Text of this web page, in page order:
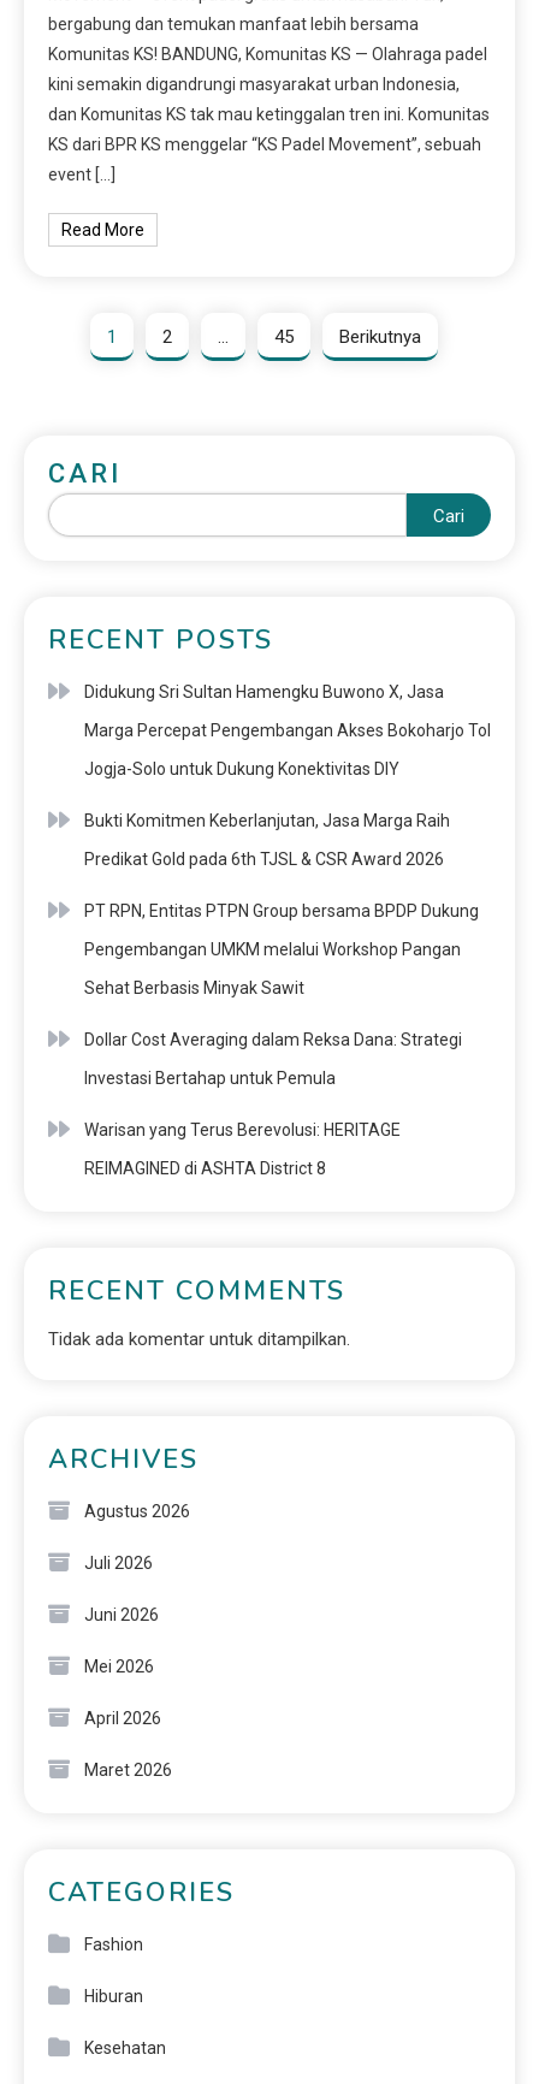
bergabung dan temukan manfaat lebih bersama
Komunitas KS! BANDUNG, Komunitas KS — Olahraga padel
kini semakin digandrungi masyarakat urban Indonesia,
dan Komunitas KS tak mau ketinggalan tren ini. Komunitas
KS dari BPR KS menggelar “KS Padel Movement”, sebuah
event […]
Read More
1 2 … 45 Berikutnya
CARI
Cari
RECENT POSTS
Didukung Sri Sultan Hamengku Buwono X, Jasa
Marga Percepat Pengembangan Akses Bokoharjo Tol
Jogja-Solo untuk Dukung Konektivitas DIY
Bukti Komitmen Keberlanjutan, Jasa Marga Raih
Predikat Gold pada 6th TJSL & CSR Award 2026
PT RPN, Entitas PTPN Group bersama BPDP Dukung
Pengembangan UMKM melalui Workshop Pangan
Sehat Berbasis Minyak Sawit
Dollar Cost Averaging dalam Reksa Dana: Strategi
Investasi Bertahap untuk Pemula
Warisan yang Terus Berevolusi: HERITAGE
REIMAGINED di ASHTA District 8
RECENT COMMENTS
Tidak ada komentar untuk ditampilkan.
ARCHIVES
Agustus 2026
Juli 2026
Juni 2026
Mei 2026
April 2026
Maret 2026
CATEGORIES
Fashion
Hiburan
Kesehatan